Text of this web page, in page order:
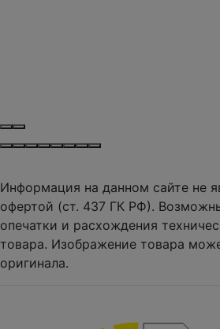
Информация на данном сайте не
офертой (ст. 437 ГК РФ).
опечатки и расхождения
товара. Изображение товара
оригинала.